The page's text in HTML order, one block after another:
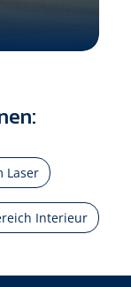
Laser
Interieur